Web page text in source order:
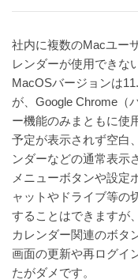
社内に複数のMacユー
レンダーが使用できな
MacOSバージョンは
が、Google Chrome（
ー機能のみまともに使
予定が表示されず空白
ンダーなどの通常表示
メニューボタンや設定
ャットやドライブ等の
することはできますが、
カレンダー関連のボタ
画面の更新や再ログイ
たがダメです。